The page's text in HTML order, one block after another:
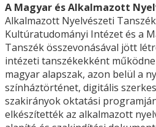
A Magyar és Alkalmazott
Alkalmazott Nyelvészeti
Kultúratudományi Intézet és a
Tanszék összevonásával jött
intézeti tanszékekként
magyar alapszak, azon belül a
színháztörténet, digitális
szakirányok oktatási
elkészítették az alkalmazott